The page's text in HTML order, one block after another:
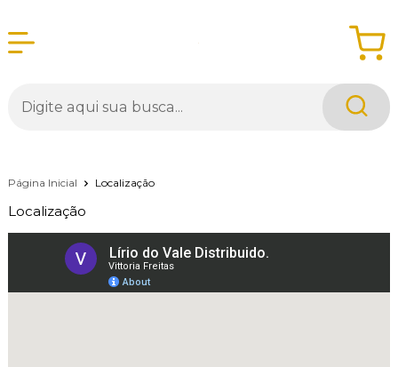
Página Inicial Localização
Localização